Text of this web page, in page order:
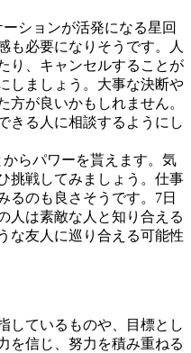
ションが活発になる星回
も必要になりそうです。人
り、キャンセルすることが
しましょう。大事な決断や
方が良いかもしれません。
きる人に相談するようにし
らパワーを貰えます。気
挑戦してみましょう。仕事
るのも良さそうです。7日
人は素敵な人と知り合える
な友人に巡り合える可能性
しているものや、目標とし
を信じ、努力を積み重ねる